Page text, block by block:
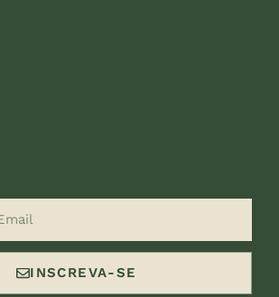
INSCREVA-SE